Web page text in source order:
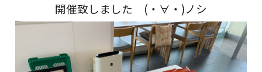
開催致しました (・∀・)ノシ